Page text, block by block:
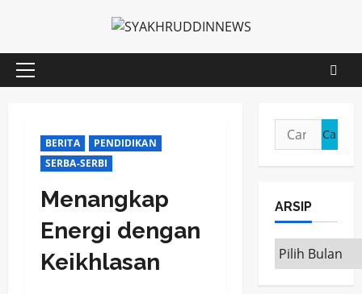
content
Primary
BERITA
PENDIDIKAN
SERBA-SERBI
Menangkap
Energi dengan
Keikhlasan
Cari
untuk:
ARSIP
ARSIP